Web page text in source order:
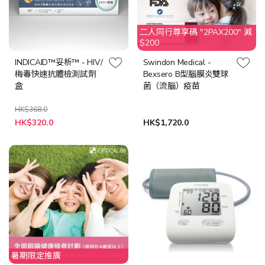
INDICAID™妥析™ - HIV/
梅毒快速抗體檢測試劑
盒
HK$368.0
特
殊
格
HK$320.0
二人同行尊享碼 "2PAX200" 減
$200
Swindon Medical -
Bexsero B型腦膜炎雙球
菌（流腦）疫苗
HK$1,720.0
暑期限定推廣